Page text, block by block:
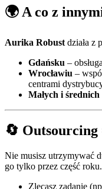
🌍 A co z
Aurika Robust działa z
Gdańsku –
Wrocławiu –
centrami
Małych i średnich
🔄 Outsourcing
Nie musisz utrzymywać
go tylko przez część
Zlecasz zadanie